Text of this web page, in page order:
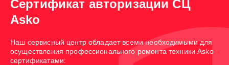
Сертификат авторизации СЦ
Asko
Наш сервисный центр обладает всеми необходимыми для
осуществления профессионального ремонта техники Asko
сертификатами: